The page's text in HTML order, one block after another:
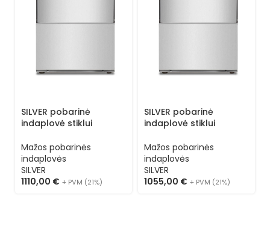
SILVER pobarinė
indaplovė stiklui
35×35) 3 programos
Mažos pobarinės
indaplovės
SILVER
1110,00 € + PVM (21%)
SILVER pobarinė
indaplovė stiklui
35×35) 1 programa
Mažos pobarinės
indaplovės
SILVER
1055,00 € + PVM (21%)